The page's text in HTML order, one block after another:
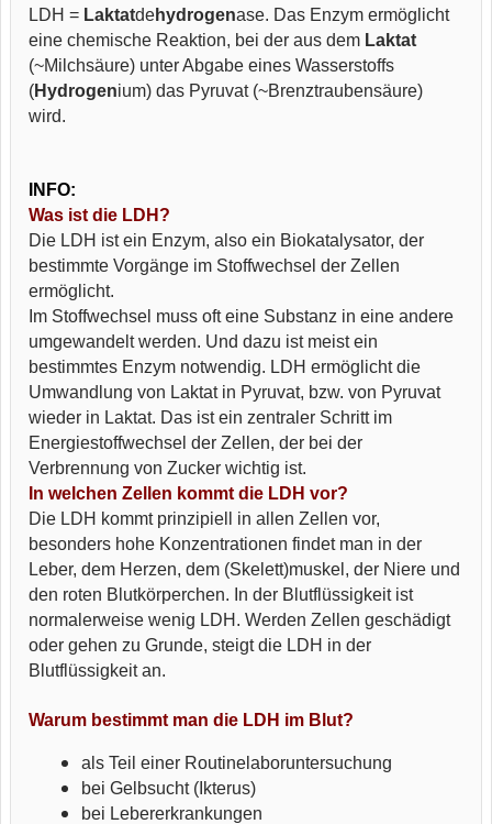
LDH = Laktatdehydrogenase. Das Enzym ermöglicht
eine chemische Reaktion, bei der aus dem Laktat
(~Milchsäure) unter Abgabe eines Wasserstoffs
(Hydrogenium) das Pyruvat (~Brenztraubensäure)
wird.
INFO:
Was ist die LDH?
Die LDH ist ein Enzym, also ein Biokatalysator, der
bestimmte Vorgänge im Stoffwechsel der Zellen
ermöglicht.
Im Stoffwechsel muss oft eine Substanz in eine andere
umgewandelt werden. Und dazu ist meist ein
bestimmtes Enzym notwendig. LDH ermöglicht die
Umwandlung von Laktat in Pyruvat, bzw. von Pyruvat
wieder in Laktat. Das ist ein zentraler Schritt im
Energiestoffwechsel der Zellen, der bei der
Verbrennung von Zucker wichtig ist.
In welchen Zellen kommt die LDH vor?
Die LDH kommt prinzipiell in allen Zellen vor,
besonders hohe Konzentrationen findet man in der
Leber, dem Herzen, dem (Skelett)muskel, der Niere und
den roten Blutkörperchen. In der Blutflüssigkeit ist
normalerweise wenig LDH. Werden Zellen geschädigt
oder gehen zu Grunde, steigt die LDH in der
Blutflüssigkeit an.
Warum bestimmt man die LDH im Blut?
als Teil einer Routinelaboruntersuchung
bei Gelbsucht (Ikterus)
bei Lebererkrankungen